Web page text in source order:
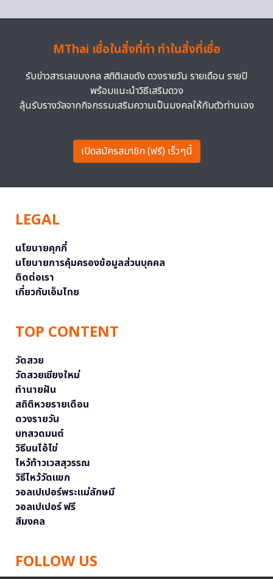
MThai เชื่อในสิ่งที่ทำ ทำในสิ่งที่เชื่อ
รับข่าวสารเลขมงคล สถิติเลขดัง ดวงรายวัน รายเดือน รายปี
พร้อมแนะนำวิธีเสริมดวง
ลุ้นรับรางวัลจากกิจกรรมเสริมความเป็นมงคลให้กับตัวท่านเอง
เปิดสมัครสมาชิก (ฟรี) เร็วๆนี้
LEGAL
นโยบายคุกกี้
นโยบายการคุ้มครองข้อมูลส่วนบุคคล
ติดต่อเรา
เกี่ยวกับเอ็มไทย
TOP CONTENT
วัดสวย
วัดสวยเชียงใหม่
ทำนายฝัน
สถิติหวยรายเดือน
ดวงรายวัน
บทสวดมนต์
วิธีบนไอ้ไข่
ไหว้ท้าวเวสสุวรรณ
วิธีไหว้วัดแขก
วอลเปเปอร์พระแม่ลักษมี
วอลเปเปอร์ ฟรี
สีมงคล
FOLLOW US